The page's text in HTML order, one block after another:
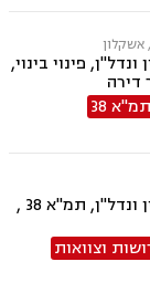
פינוי בינוי,
דירה
תמ"א 38
המשרד עוסק בתחומים: מקרקעין ונדל"ן, תמ"א 38 ,
וצוואות